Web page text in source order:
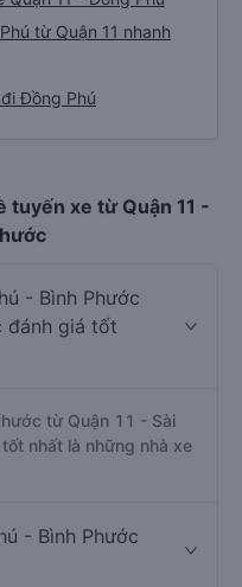
từ Quận 11 nhanh
Đồng Phú
tuyến xe từ Quận 11 -
- Bình Phước
đánh giá tốt
từ Quận 11 - Sài
nhất là những nhà xe
- Bình Phước